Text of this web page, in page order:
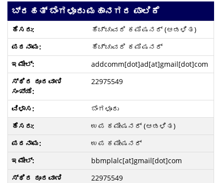
ಬ್ರಹತ್ ಬೆಂಗಳೂರು ಮಹಾನಗರ ಪಾಲಿಕೆ
ಹೆಚ್ಚುವರಿ ಕಮಿಷನರ್ (ಆಡಳಿತ)
ಹೆಚ್ಚುವರಿ ಕಮಿಷನರ್
addcomm[dot]ad[at]gmail[dot]com
22975549
ಬೆಂಗಳೂರು
ಉಪ ಕಮೀಷನರ್ (ಆಡಳಿತ)
ಉಪ ಕಮೀಷನರ್
bbmplalc[at]gmail[dot]com
22975549